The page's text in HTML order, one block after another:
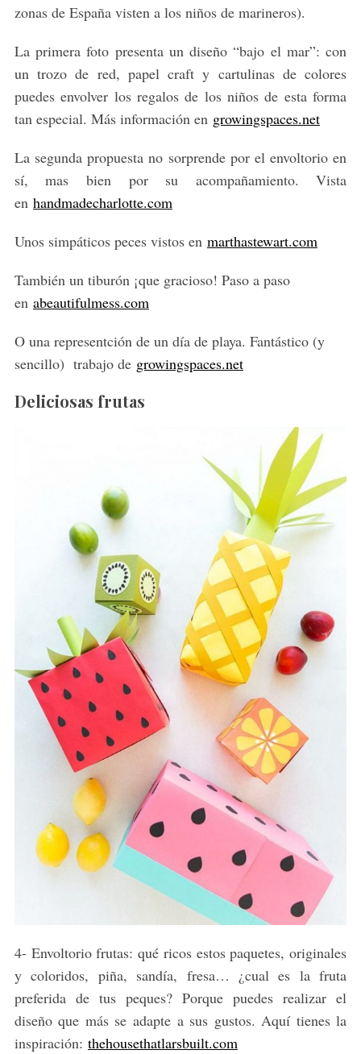
zonas de España visten a los niños de marineros).
La primera foto presenta un diseño “bajo el mar”: con
un trozo de red, papel craft y cartulinas de colores
puedes envolver los regalos de los niños de esta forma
tan especial. Más información en growingspaces.net
La segunda propuesta no sorprende por el envoltorio en
sí, mas bien por su acompañamiento. Vista
en handmadecharlotte.com
Unos simpáticos peces vistos en marthastewart.com
También un tiburón ¡que gracioso! Paso a paso
en abeautifulmess.com
O una representción de un día de playa. Fantástico (y
sencillo) trabajo de growingspaces.net
Deliciosas frutas
4- Envoltorio frutas: qué ricos estos paquetes, originales
y coloridos, piña, sandía, fresa… ¿cual es la fruta
preferida de tus peques? Porque puedes realizar el
diseño que más se adapte a sus gustos. Aquí tienes la
inspiración: thehousethatlarsbuilt.com